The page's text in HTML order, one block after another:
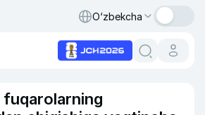
O‘zbekcha